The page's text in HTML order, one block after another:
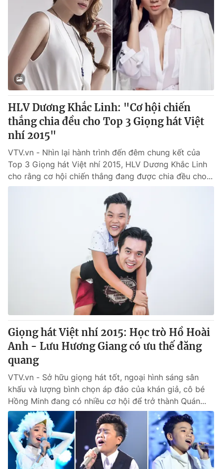
HLV Dương Khắc Linh: "Cơ hội chiến
thắng chia đều cho Top 3 Giọng hát Việt
nhí 2015"
VTV.vn - Nhìn lại hành trình đến đêm chung kết của
Top 3 Giọng hát Việt nhí 2015, HLV Dương Khắc Linh
cho rằng cơ hội chiến thắng đang được chia đều cho...
Giọng hát Việt nhí 2015: Học trò Hồ Hoài
Anh - Lưu Hương Giang có ưu thế đăng
quang
VTV.vn - Sở hữu giọng hát tốt, ngoại hình sáng sân
khấu và lượng bình chọn áp đảo của khán giả, cô bé
Hồng Minh đang có nhiều cơ hội để trở thành Quán...